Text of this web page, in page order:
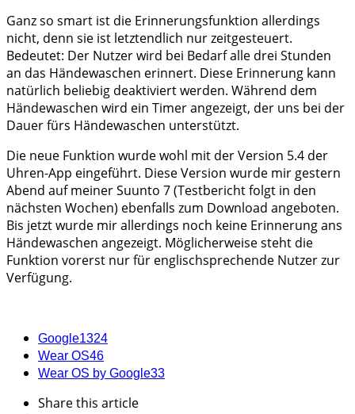
Ganz so smart ist die Erinnerungsfunktion allerdings
nicht, denn sie ist letztendlich nur zeitgesteuert.
Bedeutet: Der Nutzer wird bei Bedarf alle drei Stunden
an das Händewaschen erinnert. Diese Erinnerung kann
natürlich beliebig deaktiviert werden. Während dem
Händewaschen wird ein Timer angezeigt, der uns bei der
Dauer fürs Händewaschen unterstützt.
Die neue Funktion wurde wohl mit der Version 5.4 der
Uhren-App eingeführt. Diese Version wurde mir gestern
Abend auf meiner Suunto 7 (Testbericht folgt in den
nächsten Wochen) ebenfalls zum Download angeboten.
Bis jetzt wurde mir allerdings noch keine Erinnerung ans
Händewaschen angezeigt. Möglicherweise steht die
Funktion vorerst nur für englischsprechende Nutzer zur
Verfügung.
Google1324
Wear OS46
Wear OS by Google33
Sharethis article